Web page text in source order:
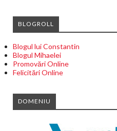
BLOGROLL
Blogul lui Constantin
Blogul Mihaelei
Promovări Online
Felicitări Online
DOMENIU